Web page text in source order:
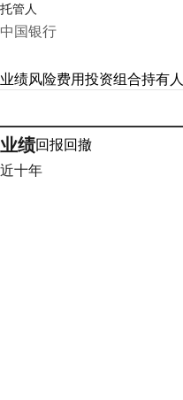
托管人
中国银行
业绩风险费用投资组合持有人
业绩回报回撤
近十年